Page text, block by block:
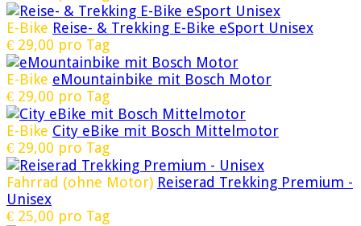
E-Bike Reise- & Trekking E-Bike eSport Unisex
€ 29,00 pro Tag
E-Bike eMountainbike mit Bosch Motor
€ 29,00 pro Tag
E-Bike City eBike mit Bosch Mittelmotor
€ 29,00 pro Tag
Fahrrad (ohne Motor) Reiserad Trekking Premium -
Unisex
€ 25,00 pro Tag